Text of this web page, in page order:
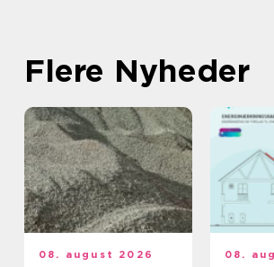
Flere Nyheder
08. august 2026 08.